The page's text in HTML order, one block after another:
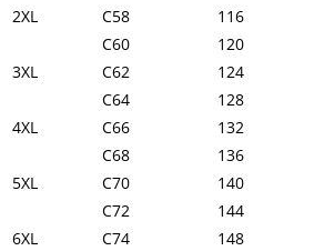
2XL
C58
116
C60
120
3XL
C62
124
C64
128
4XL
C66
132
C68
136
5XL
C70
140
C72
144
6XL
C74 148